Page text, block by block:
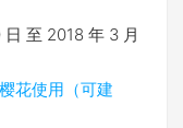
至 2018 年 3 月
花使用（可建